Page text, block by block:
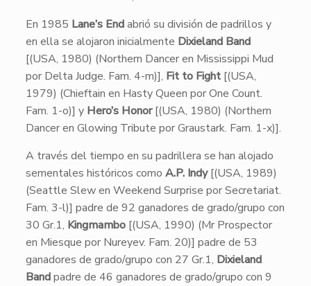
En 1985 Lane’s Endabrió su división de padrillos y
en ella se alojaron inicialmente Dixieland Band
[(USA, 1980) (Northern Dancer en Mississippi Mud
por Delta Judge. Fam. 4-m)], Fit to Fight[(USA,
1979) (Chieftain en Hasty Queen por One Count.
Fam. 1-o)] y Hero’s Honor[(USA, 1980) (Northern
Dancer en Glowing Tribute por Graustark. Fam. 1-x)].
A través del tiempo en su padrillera se han alojado
sementales históricos como A.P. Indy[(USA, 1989)
(Seattle Slew en Weekend Surprise por Secretariat.
Fam. 3-l)] padre de 92 ganadores de grado/grupo con
30 Gr.1, Kingmambo[(USA, 1990) (Mr Prospector
en Miesque por Nureyev. Fam. 20)] padre de 53
ganadores de grado/grupo con 27 Gr.1, Dixieland
Bandpadre de 46 ganadores de grado/grupo con 9